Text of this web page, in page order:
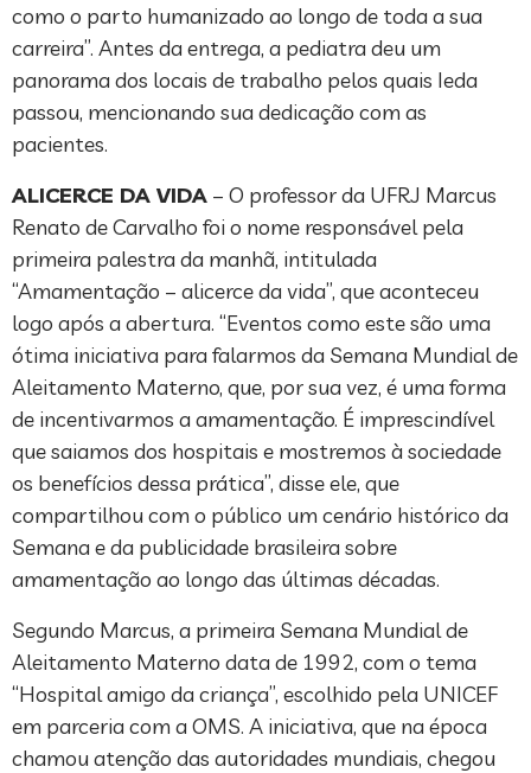
como o parto humanizado ao longo de toda a sua
carreira”. Antes da entrega, a pediatra deu um
panorama dos locais de trabalho pelos quais Ieda
passou, mencionando sua dedicação com as
pacientes.
ALICERCE DA VIDA – O professor da UFRJ Marcus
Renato de Carvalho foi o nome responsável pela
primeira palestra da manhã, intitulada
“Amamentação – alicerce da vida”, que aconteceu
logo após a abertura. “Eventos como este são uma
ótima iniciativa para falarmos da Semana Mundial de
Aleitamento Materno, que, por sua vez, é uma forma
de incentivarmos a amamentação. É imprescindível
que saiamos dos hospitais e mostremos à sociedade
os benefícios dessa prática”, disse ele, que
compartilhou com o público um cenário histórico da
Semana e da publicidade brasileira sobre
amamentação ao longo das últimas décadas.
Segundo Marcus, a primeira Semana Mundial de
Aleitamento Materno data de 1992, com o tema
“Hospital amigo da criança”, escolhido pela UNICEF
em parceria com a OMS. A iniciativa, que na época
chamou atenção das autoridades mundiais, chegou